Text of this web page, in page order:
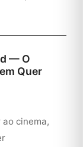
— O
Quer
cinema,